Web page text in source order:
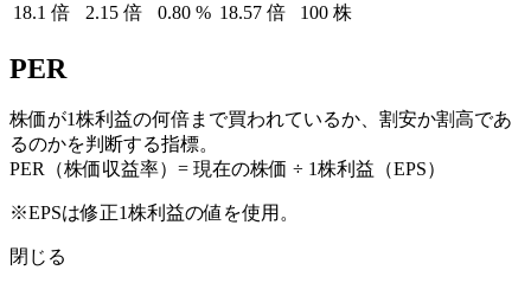
18.1 倍 2.15 倍 0.80 % 18.57 倍 100 株
PER
株価が1株利益の何倍まで買われているか、割安か割高であ
るのかを判断する指標。
PER（株価収益率）= 現在の株価 ÷ 1株利益（EPS）
※EPSは修正1株利益の値を使用。
閉じる